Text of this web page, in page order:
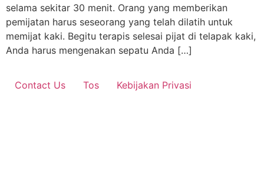
selama sekitar 30 menit. Orang yang memberikan
pemijatan harus seseorang yang telah dilatih untuk
memijat kaki. Begitu terapis selesai pijat di telapak kaki,
Anda harus mengenakan sepatu Anda […]
Contact Us Tos Kebijakan Privasi